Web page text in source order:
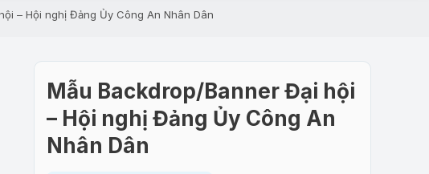
– Hội nghị Đảng Ủy Công An Nhân Dân
Mẫu Backdrop/Banner Đại hội
– Hội nghị Đảng Ủy Công An
Nhân Dân